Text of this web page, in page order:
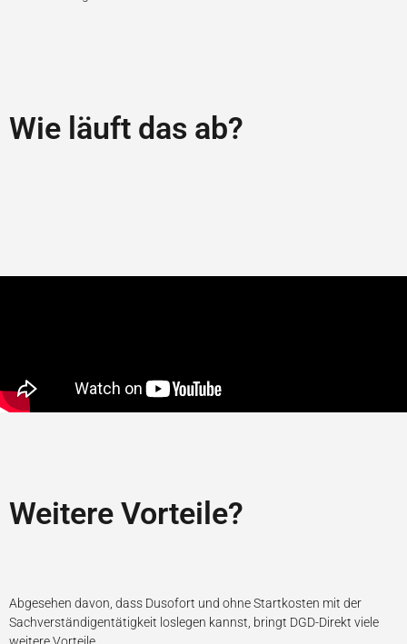
Wie läuft das ab?
Weitere Vorteile?
Abgesehen davon, dass Dusofort und ohne Startkosten mit der
Sachverständigentätigkeit loslegen kannst, bringt DGD-Direkt viele